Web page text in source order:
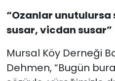
“Ozanlar unutulursa
susar, vicdan susar”
Mursal Köy Derneği
Dehmen, “Bugün